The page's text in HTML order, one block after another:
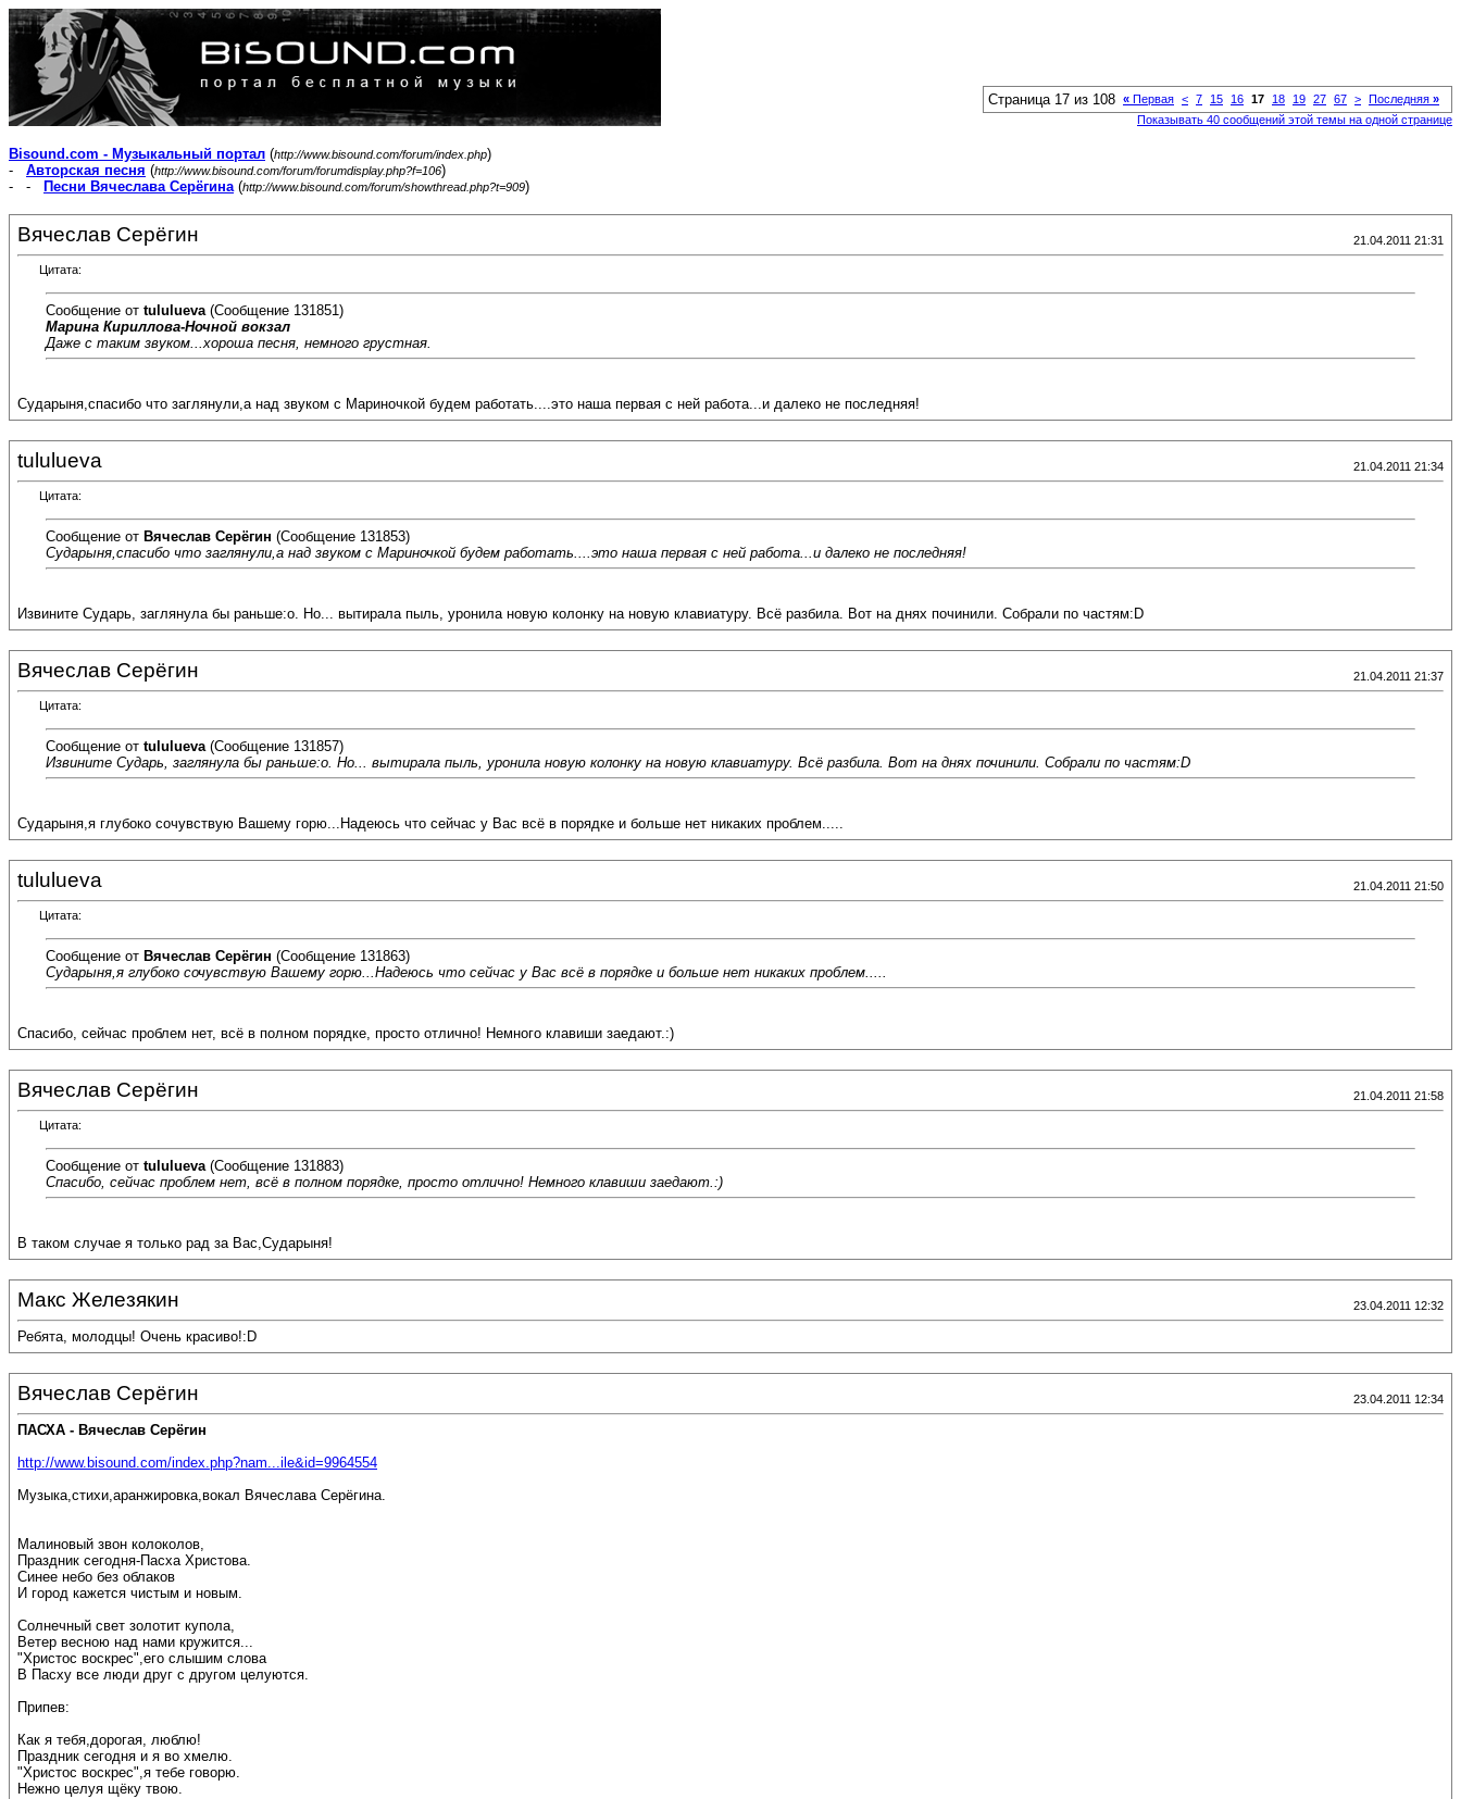
Страница 17 из 108 « Первая < 7 15 16 17 18 19 27 67 > Последняя »
Показывать 40 сообщений этой темы на одной странице
Bisound.com - Музыкальный портал (http://www.bisound.com/forum/index.php)
- Авторская песня (http://www.bisound.com/forum/forumdisplay.php?f=106)
- -
Песни Вячеслава Серёгина(http://www.bisound.com/forum/showthread.php?t=909)
Вячеслав Серёгин 21.04.2011 21:31
Цитата:
Сообщение от tululueva (Сообщение 131851)
Марина Кириллова-Ночной вокзал
Даже с таким звуком...хороша песня, немного грустная.
Сударыня,спасибо что заглянули,а над звуком с Мариночкой будем работать....это наша первая с ней работа...и далеко не последняя!
tululueva 21.04.2011 21:34
Цитата:
Сообщение от Вячеслав Серёгин (Сообщение 131853)
Сударыня,спасибо что заглянули,а над звуком с Мариночкой будем работать....это наша первая с ней работа...и далеко не последняя!
Извините Сударь, заглянула бы раньше:o. Но... вытирала пыль, уронила новую колонку на новую клавиатуру. Всё разбила. Вот на днях починили. Собрали по частям:D
Вячеслав Серёгин 21.04.2011 21:37
Цитата:
Сообщение от tululueva (Сообщение 131857)
Извините Сударь, заглянула бы раньше:o. Но... вытирала пыль, уронила новую колонку на новую клавиатуру. Всё разбила. Вот на днях починили. Собрали по частям:D
Сударыня,я глубоко сочувствую Вашему горю...Надеюсь что сейчас у Вас всё в порядке и больше нет никаких проблем.....
tululueva 21.04.2011 21:50
Цитата:
Сообщение от Вячеслав Серёгин (Сообщение 131863)
Сударыня,я глубоко сочувствую Вашему горю...Надеюсь что сейчас у Вас всё в порядке и больше нет никаких проблем.....
Спасибо, сейчас проблем нет, всё в полном порядке, просто отлично! Немного клавиши заедают.:)
Вячеслав Серёгин 21.04.2011 21:58
Цитата:
Сообщение от tululueva (Сообщение 131883)
Спасибо, сейчас проблем нет, всё в полном порядке, просто отлично! Немного клавиши заедают.:)
В таком случае я только рад за Вас,Сударыня!
Макс Железякин 23.04.2011 12:32
Ребята, молодцы! Очень красиво!:D
Вячеслав Серёгин 23.04.2011 12:34
ПАСХА - Вячеслав Серёгин
http://www.bisound.com/index.php?nam...ile&id=9964554
Музыка,стихи,аранжировка,вокал Вячеслава Серёгина.
Малиновый звон колоколов,
Праздник сегодня-Пасха Христова.
Синее небо без облаков
И город кажется чистым и новым.
Солнечный свет золотит купола,
Ветер весною над нами кружится...
"Христос воскрес",его слышим слова
В Пасху все люди друг с другом целуются.
Припев:
Как я тебя,дорогая, люблю!
Праздник сегодня и я во хмелю.
"Христос воскрес",я тебе говорю.
Нежно целуя щёку твою.